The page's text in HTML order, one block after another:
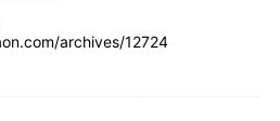
archives/12724